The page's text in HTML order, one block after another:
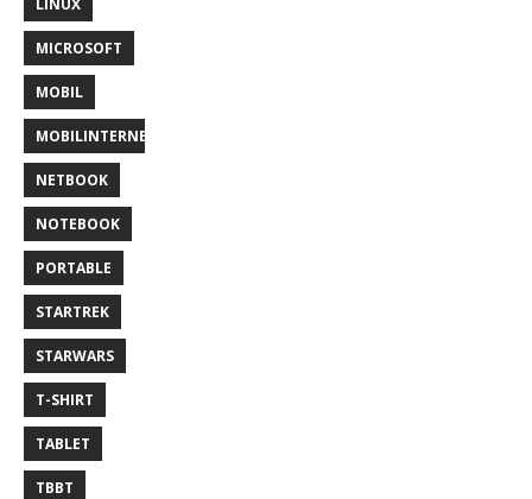
LINUX
MICROSOFT
MOBIL
MOBILINTERNET
NETBOOK
NOTEBOOK
PORTABLE
STARTREK
STARWARS
T-SHIRT
TABLET
TBBT